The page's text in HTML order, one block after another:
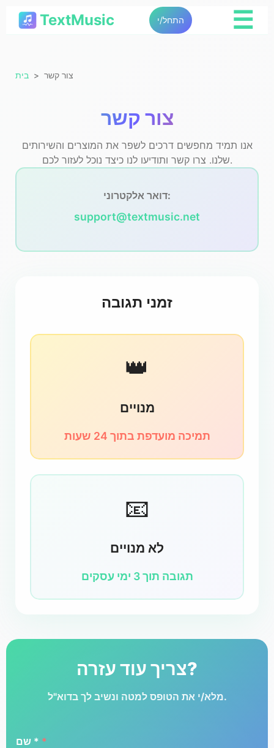
TextMusic התחל/י ☰
בית צור קשר
צור קשר
אנו תמיד מחפשים דרכים לשפר את המוצרים והשירותים
שלנו. צרו קשר ותודיעו לנו כיצד נוכל לעזור לכם.
דואר אלקטרוני:
support@textmusic.net
זמני תגובה
👑
מנויים
תמיכה מועדפת בתוך 24 שעות
📧
לא מנויים
תגובה תוך 3 ימי עסקים
צריך עוד עזרה?
מלא/י את הטופס למטה ונשיב לך בדוא"ל.
שם * *